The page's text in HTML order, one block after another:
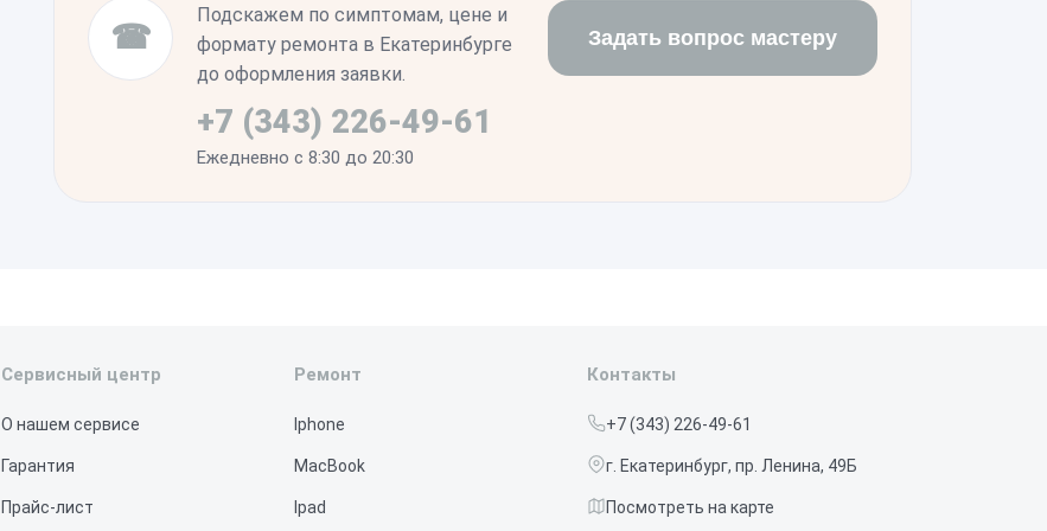
☎
Подскажем по симптомам, цене и
формату ремонта в Екатеринбурге
до оформления заявки.
+7 (343) 226-49-61
Ежедневно с 8:30 до 20:30
Задать вопрос мастеру
Сервисный центр
О нашем сервисе
Гарантия
Прайс-лист
Ремонт
Iphone
MacBook
Ipad
Контакты
+7 (343) 226-49-61
г. Екатеринбург, пр. Ленина, 49Б
Посмотреть на карте